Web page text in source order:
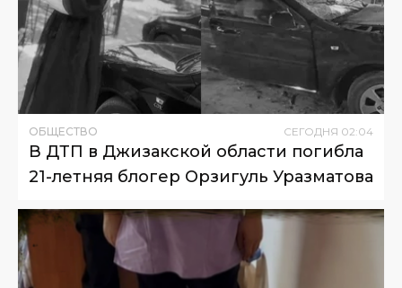
ОБЩЕСТВО СЕГОДНЯ 02:04
В ДТП в Джизакской области погибла
21-летняя блогер Орзигуль Уразматова